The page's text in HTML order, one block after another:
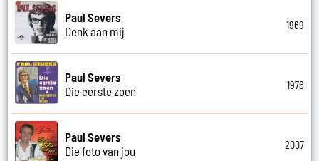
Paul Severs
Denk aan mij
1969
Paul Severs
Die eerste zoen
1976
Paul Severs
Die foto van jou
2007